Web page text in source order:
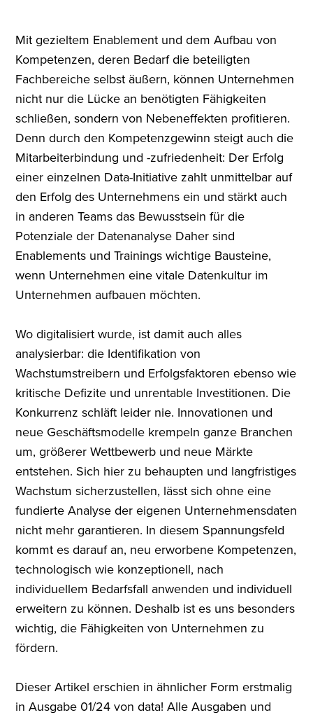
Mit gezieltem Enablement und dem Aufbau von
Kompetenzen, deren Bedarf die beteiligten
Fachbereiche selbst äußern, können Unternehmen
nicht nur die Lücke an benötigten Fähigkeiten
schließen, sondern von Nebeneffekten profitieren.
Denn durch den Kompetenzgewinn steigt auch die
Mitarbeiterbindung und -zufriedenheit: Der Erfolg
einer einzelnen Data-Initiative zahlt unmittelbar auf
den Erfolg des Unternehmens ein und stärkt auch
in anderen Teams das Bewusstsein für die
Potenziale der Datenanalyse Daher sind
Enablements und Trainings wichtige Bausteine,
wenn Unternehmen eine vitale Datenkultur im
Unternehmen aufbauen möchten.
Wo digitalisiert wurde, ist damit auch alles
analysierbar: die Identifikation von
Wachstumstreibern und Erfolgsfaktoren ebenso wie
kritische Defizite und unrentable Investitionen. Die
Konkurrenz schläft leider nie. Innovationen und
neue Geschäftsmodelle krempeln ganze Branchen
um, größerer Wettbewerb und neue Märkte
entstehen. Sich hier zu behaupten und langfristiges
Wachstum sicherzustellen, lässt sich ohne eine
fundierte Analyse der eigenen Unternehmensdaten
nicht mehr garantieren. In diesem Spannungsfeld
kommt es darauf an, neu erworbene Kompetenzen,
technologisch wie konzeptionell, nach
individuellem Bedarfsfall anwenden und individuell
erweitern zu können. Deshalb ist es uns besonders
wichtig, die Fähigkeiten von Unternehmen zu
fördern.
Dieser Artikel erschien in ähnlicher Form erstmalig
in Ausgabe 01/24 von data! Alle Ausgaben und